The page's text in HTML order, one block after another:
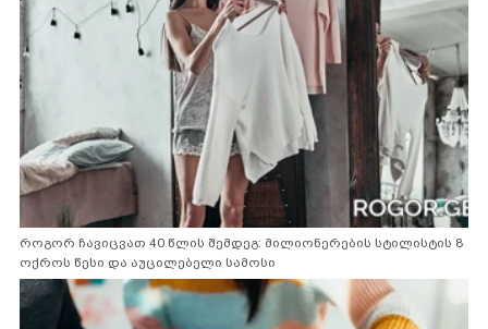
როგორ ჩავიცვათ 40 წლის შემდეგ: მილიონერების სტილისტის 8
ოქროს წესი და აუცილებელი სამოსი